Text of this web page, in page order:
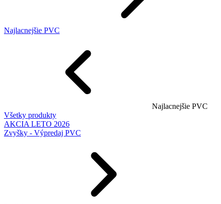
Najlacnejšie PVC
Najlacnejšie PVC
Všetky produkty
AKCIA LETO 2026
Zvyšky - Výpredaj PVC